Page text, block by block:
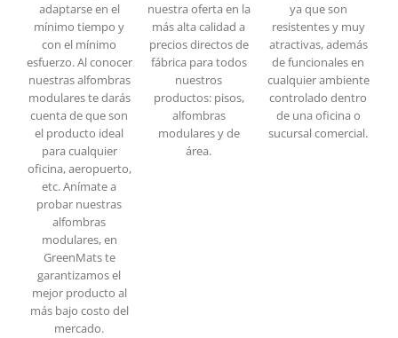
adaptarse en el
mínimo tiempo y
con el mínimo
esfuerzo. Al conocer
nuestras alfombras
modulares te darás
cuenta de que son
el producto ideal
para cualquier
oficina, aeropuerto,
etc. Anímate a
probar nuestras
alfombras
modulares, en
GreenMats te
garantizamos el
mejor producto al
más bajo costo del
mercado.
nuestra oferta en la
más alta calidad a
precios directos de
fábrica para todos
nuestros
productos: pisos,
alfombras
modulares y de
área.
ya que son
resistentes y muy
atractivas, además
de funcionales en
cualquier ambiente
controlado dentro
de una oficina o
sucursal comercial.